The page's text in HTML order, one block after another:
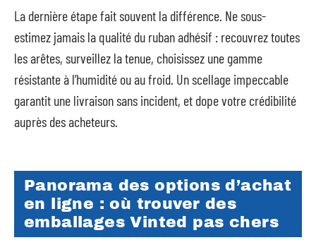
La dernière étape fait souvent la différence. Ne sous-
estimez jamais la qualité du ruban adhésif : recouvrez toutes
les arêtes, surveillez la tenue, choisissez une gamme
résistante à l’humidité ou au froid. Un scellage impeccable
garantit une livraison sans incident, et dope votre crédibilité
auprès des acheteurs.
Panorama des options d’achat
en ligne : où trouver des
emballages Vinted pas chers